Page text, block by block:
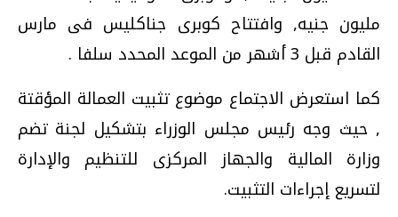
مليون جنيه, وافتتاح كوبرى جناكليس فى مارس
القادم قبل 3 أشهر من الموعد المحدد سلفا .
كما استعرض الاجتماع موضوع تثبيت العمالة المؤقتة
, حيث وجه رئيس مجلس الوزراء بتشكيل لجنة تضم
وزارة المالية والجهاز المركزى للتنظيم والإدارة
لتسريع إجراءات التثبيت.